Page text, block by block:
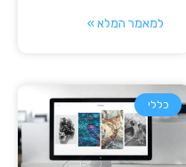
למאמר המלא »
כללי